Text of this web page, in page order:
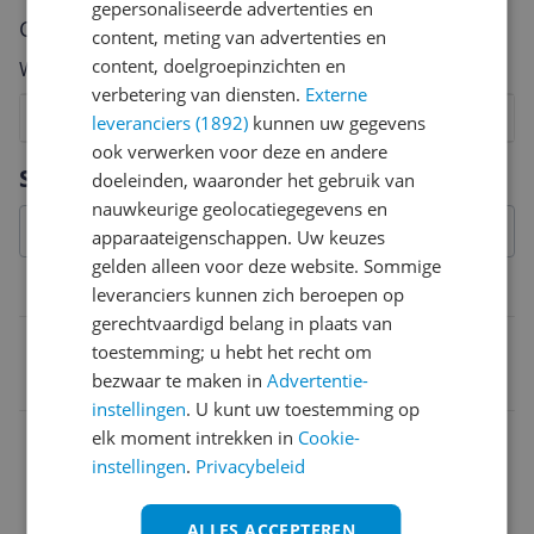
Specificaties
Belangrijkste kenmerken
4013594589086
Cijfer
Welk cijfer geef jij dit product?
8
7
6
5
4
3
2
Vraag 1 van 4
gepersonaliseerde advertenties en
content, meting van advertenties en
content, doelgroepinzichten en
verbetering van diensten. Externe
leveranciers (1892) kunnen uw gegevens
ook verwerken voor deze en andere
doeleinden, waaronder het gebruik van
nauwkeurige geolocatiegegevens en
apparaateigenschappen. Uw keuzes
gelden alleen voor deze website. Sommige
leveranciers kunnen zich beroepen op
gerechtvaardigd belang in plaats van
toestemming; u hebt het recht om
bezwaar te maken inAdvertentie-
instellingen. U kunt uw toestemming op
elk moment intrekken in Cookie-
instellingen. Privacybeleid
ALLES ACCEPTEREN